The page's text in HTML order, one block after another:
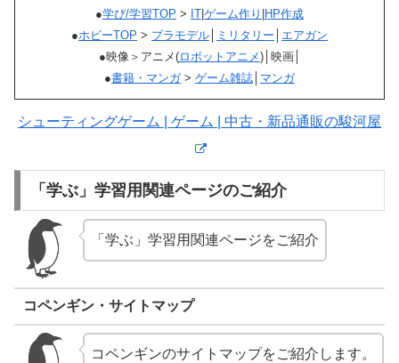
●学び/学習TOP > IT ゲーム作り HP作成
●ホビーTOP > プラモデル ミリタリー
エアガン
●映像＞アニメ(ロボットアニメ)│映画│
●書籍・マンガ> ゲーム雑誌 マンガ
シューティングゲーム | ゲーム | 中古・新品通販の駿河屋
「学ぶ」学習用関連ページのご紹介
「学ぶ」学習用関連ページをご紹介
コペンギン・サイトマップ
コペンギンのサイトマップをご紹介します。